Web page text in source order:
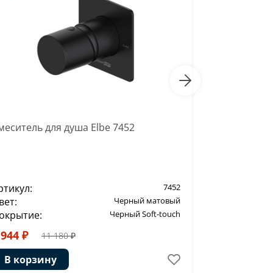
для душа Elbe 7452
7452
Черный матовый
Черный Soft-touch
₽ 11 180 ₽
В корзину